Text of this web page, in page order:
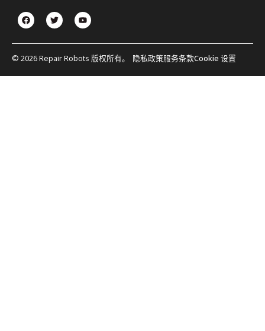
© 2026 Repair Robots 版权所有。 隐私政策服务条款Cookie 设置